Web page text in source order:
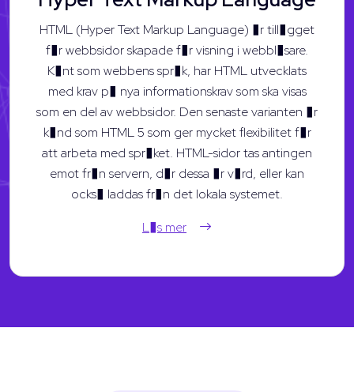
HTML (Hyper Text Markup Language) �r till�gget
f�r webbsidor skapade f�r visning i webbl�sare.
K�nt som webbens spr�k, har HTML utvecklats
med krav p� nya informationskrav som ska visas
som en del av webbsidor. Den senaste varianten �r
k�nd som HTML 5 som ger mycket flexibilitet f�r
att arbeta med spr�ket. HTML-sidor tas antingen
emot fr�n servern, d�r dessa �r v�rd, eller kan
ocks� laddas fr�n det lokala systemet.
L�s mer